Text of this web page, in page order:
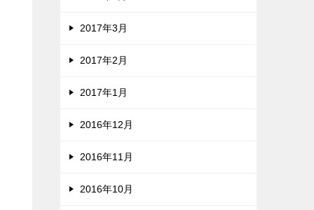
2017年3月
2017年2月
2017年1月
2016年12月
2016年11月
2016年10月